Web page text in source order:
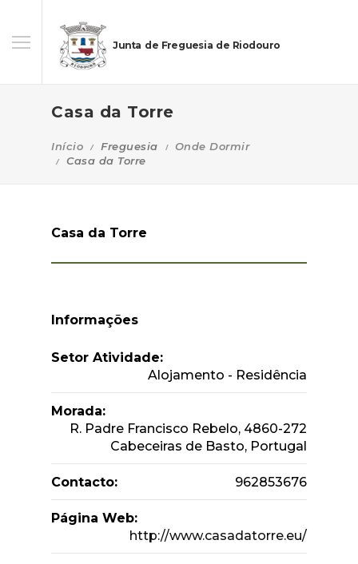
Junta de Freguesia de Riodouro
Casa da Torre
Início Freguesia
Onde Dormir
Casa da Torre
Casa da Torre
Informações
Setor Atividade:
Alojamento - Residência
Morada:
R. Padre Francisco Rebelo, 4860-272
Cabeceiras de Basto, Portugal
Contacto: 962853676
Página Web:
http://www.casadatorre.eu/